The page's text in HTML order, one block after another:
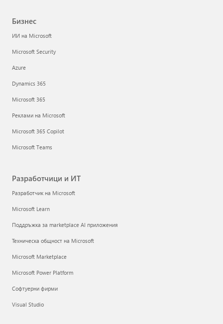
Бизнес
ИИ на Microsoft
Microsoft Security
Azure
Dynamics 365
Microsoft 365
Реклами на Microsoft
Microsoft 365 Copilot
Microsoft Teams
Разработчици и ИТ
Разработчик на Microsoft
Microsoft Learn
Поддръжка за marketplace AI приложения
Техническа общност на Microsoft
Microsoft Marketplace
Microsoft Power Platform
Софтуерни фирми
Visual Studio